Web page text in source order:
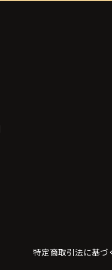
特定商取引法に基づ